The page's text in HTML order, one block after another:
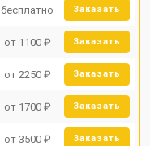
бесплатно Заказать
от 1100 ₽ Заказать
от 2250 ₽ Заказать
от 1700 ₽ Заказать
от 3500 ₽ Заказать